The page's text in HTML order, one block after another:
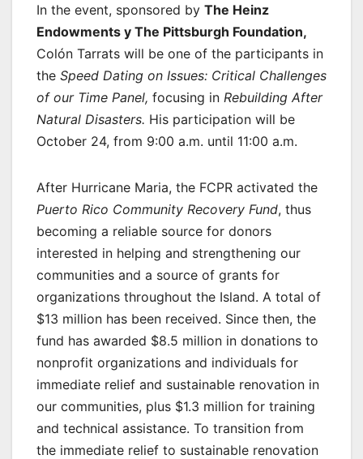
In the event, sponsored by The Heinz
Endowments y The Pittsburgh Foundation,
Colón Tarrats will be one of the participants in
the Speed Dating on Issues: Critical Challenges
of our Time Panel, focusing in Rebuilding After
Natural Disasters. His participation will be
October 24, from 9:00 a.m. until 11:00 a.m.
After Hurricane Maria, the FCPR activated the
Puerto Rico Community Recovery Fund, thus
becoming a reliable source for donors
interested in helping and strengthening our
communities and a source of grants for
organizations throughout the Island. A total of
$13 million has been received. Since then, the
fund has awarded $8.5 million in donations to
nonprofit organizations and individuals for
immediate relief and sustainable renovation in
our communities, plus $1.3 million for training
and technical assistance. To transition from
the immediate relief to sustainable renovation